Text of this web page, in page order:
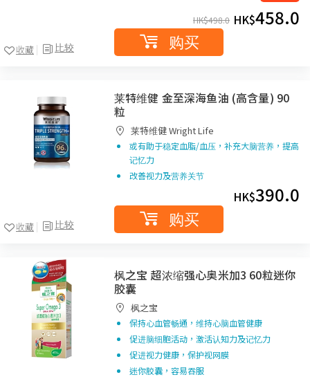
比较
收藏
HK$498.0 HK$458.0
购买
比较
收藏
莱特维健 金至深海鱼油 (高含量) 90
粒
莱特维健 Wright Life
或有助于稳定血脂/血压，补充大脑营养，提高
记忆力
改善视力及营养关节
HK$390.0
购买
枫之宝 超浓缩强心奥米加3 60粒迷你
胶囊
枫之宝
保持心血管畅通，维持心脑血管健康
促进脑细胞活动，激活认知力及记忆力
促进视力健康，保护视网膜
迷你胶囊，容易吞服